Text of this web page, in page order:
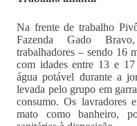
Na frente de trabalho
Fazenda Gado
trabalhadores – sendo 16
com idades entre 13 e
água potável durante a
levada pelo grupo em
consumo. Os lavradores
mato como banheiro,